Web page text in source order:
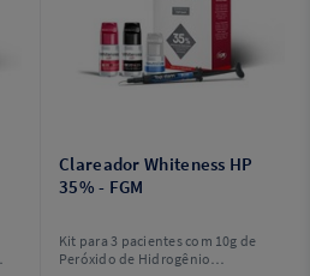
Clareador Whiteness HP
35% - FGM
Kit para 3 pacientes com 10g de
Peróxido de Hidrogênio